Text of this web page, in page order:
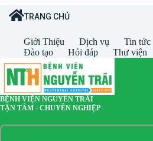
TRANG CHỦ
Giới Thiệu Dịch vụ Tin tức
Đào tạo
Hỏi đáp Thư viện
BỆNH VIỆN NGUYỄN TRÃI
TẬN TÂM - CHUYÊN NGHIỆP